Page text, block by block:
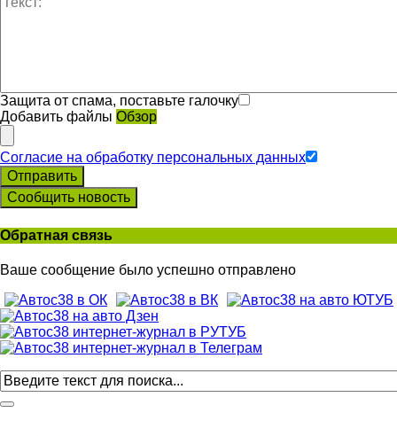
Защита от спама, поставьте галочку
Добавить файлы Обзор
Согласие на обработку персональных данных
Отправить
Сообщить новость
Обратная связь
Ваше сообщение было успешно отправлено